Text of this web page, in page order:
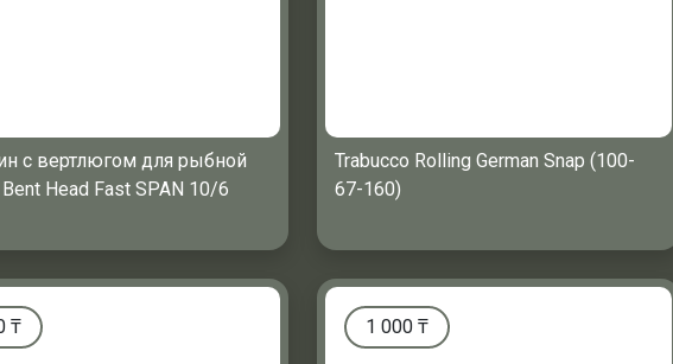
с вертлюгом для рыбной
Head Fast SPAN 10/6
Trabucco Rolling German Snap (100-
67-160)
₸ 1 000 ₸